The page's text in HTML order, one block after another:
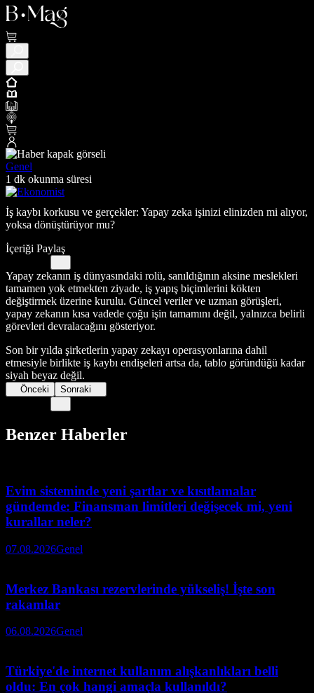
Genel
1 dk okunma süresi
İş kaybı korkusu ve gerçekler: Yapay zeka işinizi elinizden mi alıyor,
yoksa dönüştürüyor mu?
İçeriği Paylaş
Yapay zekanın iş dünyasındaki rolü, sanıldığının aksine meslekleri
tamamen yok etmekten ziyade, iş yapış biçimlerini kökten
değiştirmek üzerine kurulu. Güncel veriler ve uzman görüşleri,
yapay zekanın kısa vadede çoğu işin tamamını değil, yalnızca belirli
görevleri devralacağını gösteriyor.
Son bir yılda şirketlerin yapay zekayı operasyonlarına dahil
etmesiyle birlikte iş kaybı endişeleri artsa da, tablo göründüğü kadar
siyah beyaz değil.
Önceki Sonraki
Benzer Haberler
Evim sisteminde yeni şartlar ve kısıtlamalar
gündemde: Finansman limitleri değişecek mi, yeni
kurallar neler?
07.08.2026Genel
Merkez Bankası rezervlerinde yükseliş! İşte son
rakamlar
06.08.2026Genel
Türkiye'de internet kullanım alışkanlıkları belli
oldu: En çok hangi amaçla kullanıldı?